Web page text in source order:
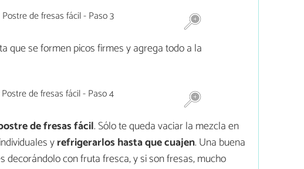
que se formen picos firmes y agrega todo a la
de fresas fácil. Sólo te queda vaciar la mezcla en
yrefrigerarlos hasta que cuajen. Una buena
con fruta fresca, y si son fresas, mucho